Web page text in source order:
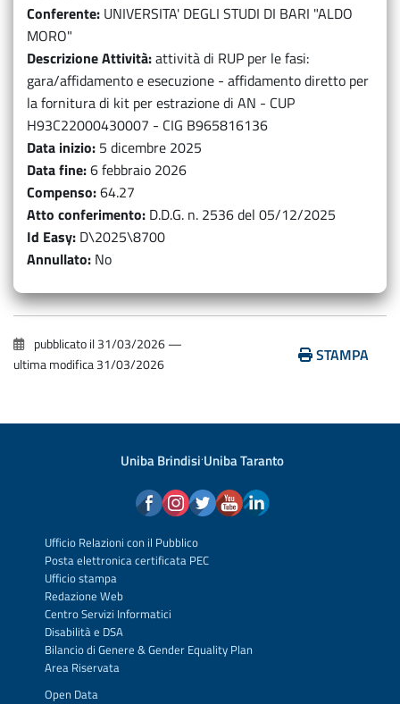
Conferente UNIVERSITA' DEGLI STUDI DI BARI "ALDO
MORO"
Descrizione Attività attività di RUP per le fasi:
gara/affidamento e esecuzione - affidamento diretto per
la fornitura di kit per estrazione di AN - CUP
H93C22000430007 - CIG B965816136
Data inizio 5 dicembre 2025
Data fine 6 febbraio 2026
Compenso 64.27
Atto conferimento D.D.G. n. 2536 del 05/12/2025
Id Easy D\2025\8700
Annullato No
pubblicato il31/03/2026—
ultima modifica31/03/2026 STAMPA
Uniba Brindisi·Uniba Taranto
Ufficio Relazioni con il Pubblico
Posta elettronica certificata PEC
Ufficio stampa
Redazione Web
Centro Servizi Informatici
Disabilità e DSA
Bilancio di Genere & Gender Equality Plan
Area Riservata
Open Data